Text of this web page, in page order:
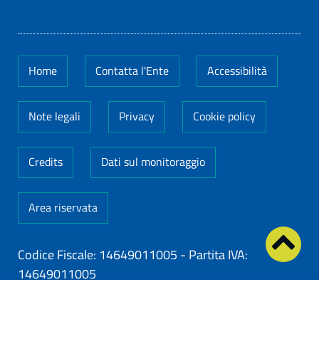
Home Contatta l'Ente Accessibilità
Note legali Privacy Cookie policy
Credits Dati sul monitoraggio
Area riservata
Codice Fiscale: 14649011005 - Partita IVA:
14649011005